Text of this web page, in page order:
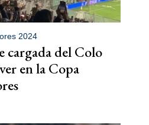
2024
cargada del Colo
en la Copa